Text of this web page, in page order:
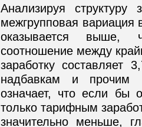
Анализируя
межгрупповая
оказывается
соотношение между
заработку составляет
надбавкам и прочим
означает, что если бы
только тарифным
значительно меньше,